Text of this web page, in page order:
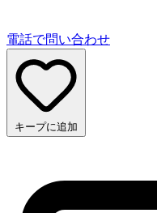
電話で問い合わせ
キープに追加